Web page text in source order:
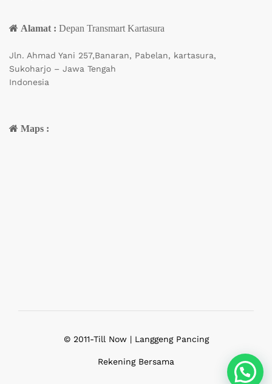
Alamat : Depan Transmart Kartasura
Jln. Ahmad Yani 257,Banaran, Pabelan, kartasura,
Sukoharjo – Jawa Tengah
Indonesia
Maps :
© 2011-Till Now | Langgeng Pancing
Rekening Bersama